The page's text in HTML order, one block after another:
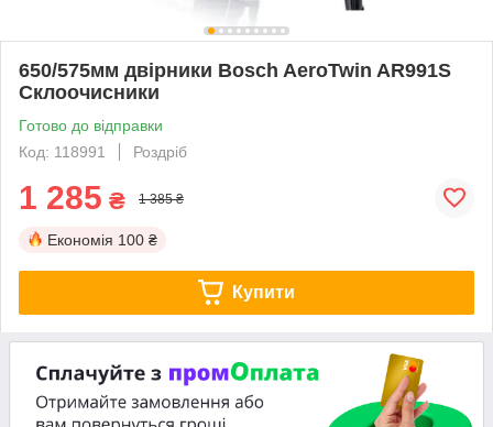
650/575мм двірники Bosch AeroTwin AR991S
Склоочисники
Готово до відправки
Код: 118991
Роздріб
1 285 ₴ 1 385 ₴
Економія 100 ₴
Купити